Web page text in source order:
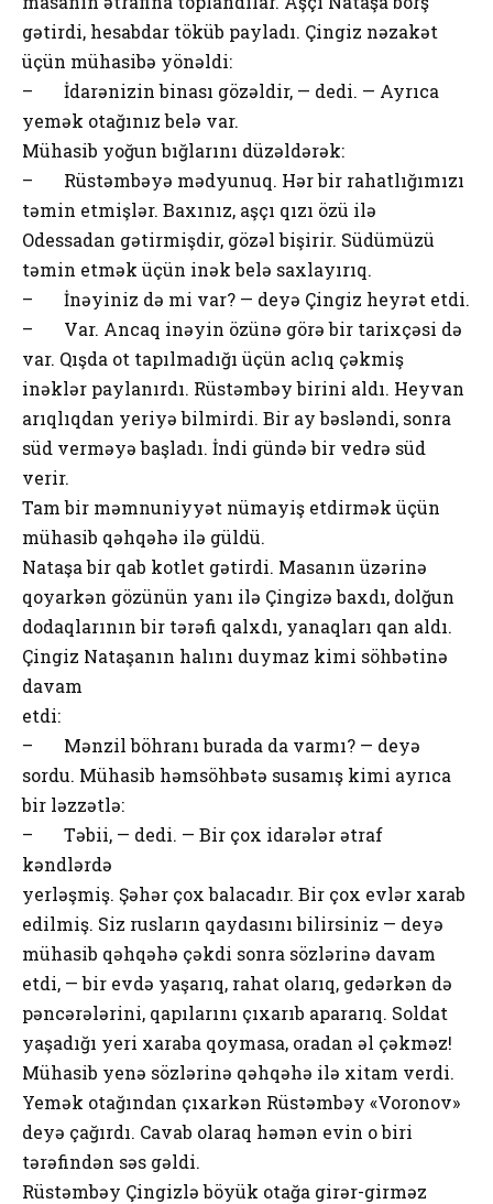
gətirdi, hesabdar töküb payladı. Çingiz nəzakət
üçün mühasibə yönəldi:
– İdarənizin binası gözəldir, — dedi. — Ayrıca
yemək otağınız belə var.
Mühasib yoğun bığlarını düzəldərək:
– Rüstəmbəyə mədyunuq. Hər bir rahatlığımızı
təmin etmişlər. Baxınız, aşçı qızı özü ilə
Odessadan gətirmişdir, gözəl bişirir. Südümüzü
təmin etmək üçün inək belə saxlayırıq.
– İnəyiniz də mi var? — deyə Çingiz heyrət etdi.
– Var. Ancaq inəyin özünə görə bir tarixçəsi də
var. Qışda ot tapılmadığı üçün aclıq çəkmiş
inəklər paylanırdı. Rüstəmbəy birini aldı. Heyvan
arıqlıqdan yeriyə bilmirdi. Bir ay bəsləndi, sonra
süd verməyə başladı. İndi gündə bir vedrə süd
verir.
Tam bir məmnuniyyət nümayiş etdirmək üçün
mühasib qəhqəhə ilə güldü.
Nataşa bir qab kotlet gətirdi. Masanın üzərinə
qoyarkən gözünün yanı ilə Çingizə baxdı, dolğun
dodaqlarının bir tərəfi qalxdı, yanaqları qan aldı.
Çingiz Nataşanın halını duymaz kimi söhbətinə
davam
etdi:
– Mənzil böhranı burada da varmı? — deyə
sordu. Mühasib həmsöhbətə susamış kimi ayrıca
bir ləzzətlə:
– Təbii, — dedi. — Bir çox idarələr ətraf
kəndlərdə
yerləşmiş. Şəhər çox balacadır. Bir çox evlər xarab
edilmiş. Siz rusların qaydasını bilirsiniz — deyə
mühasib qəhqəhə çəkdi sonra sözlərinə davam
etdi, — bir evdə yaşarıq, rahat olarıq, gedərkən də
pəncərələrini, qapılarını çıxarıb apararıq. Soldat
yaşadığı yeri xaraba qoymasa, oradan əl çəkməz!
Mühasib yenə sözlərinə qəhqəhə ilə xitam verdi.
Yemək otağından çıxarkən Rüstəmbəy «Voronov»
deyə çağırdı. Cavab olaraq həmən evin o biri
tərəfindən səs gəldi.
Rüstəmbəy Çingizlə böyük otağa girər-girməz